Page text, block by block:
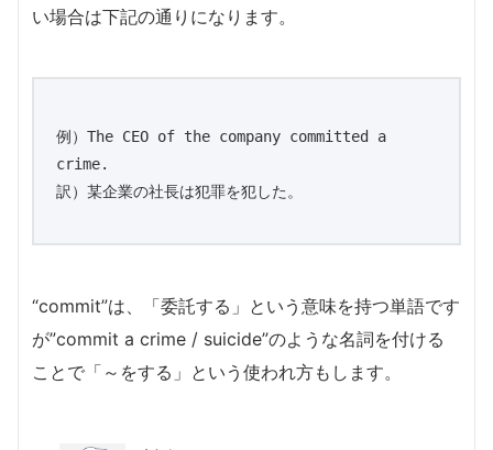
い場合は下記の通りになります。
例）The CEO of the company committed a
crime.
訳）某企業の社長は犯罪を犯した。
“commit”は、「委託する」という意味を持つ単語です
が”commit a crime / suicide”のような名詞を付ける
ことで「～をする」という使われ方もします。